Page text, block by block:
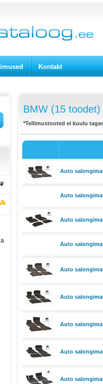
Kontakt
BMW (15 toodet)
*Tellimustooted ei kuulu
Auto
Auto
Auto
Auto
Auto
Auto
Auto
Auto
Auto